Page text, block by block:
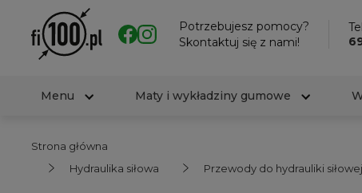
Potrzebujesz pomocy?
Skontaktuj się z nami!
Menu Maty i wykładziny gumowe
Strona główna
Hydraulika siłowa
Przewody do hydrauliki siłowej